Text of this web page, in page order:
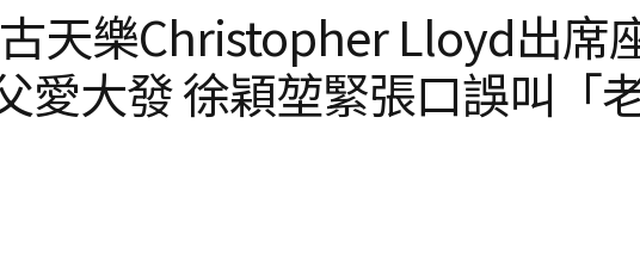
天樂Christopher Lloyd出席
大發 徐穎堃緊張口誤叫「老